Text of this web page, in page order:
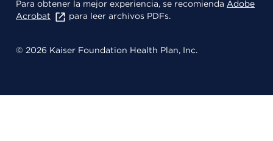
Para obtener la mejor experiencia, se recomienda Adobe
Acrobat
para leer archivos PDFs.
© 2026 Kaiser Foundation Health Plan, Inc.